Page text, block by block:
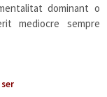
dominant o
mediocre sempre